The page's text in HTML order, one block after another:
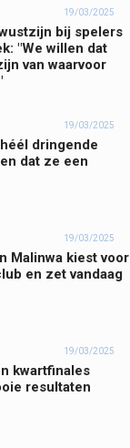
19/03/2025
bij spelers
"We willen dat
van waarvoor
19/03/2025
dringende
dat ze een
19/03/2025
Malinwa kiest voor
en zet vandaag
19/03/2025
kwartfinales
resultaten